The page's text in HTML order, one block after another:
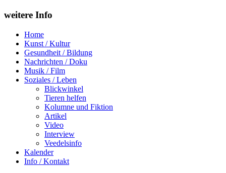
weitere Info
Home
Kunst / Kultur
Gesundheit / Bildung
Nachrichten / Doku
Musik / Film
Soziales / Leben
Blickwinkel
Tieren helfen
Kolumne und Fiktion
Artikel
Video
Interview
Veedelsinfo
Kalender
Info / Kontakt